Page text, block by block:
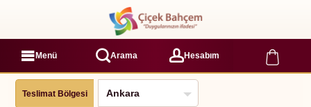
Menü Arama Hesabım
Teslimat Bölgesi